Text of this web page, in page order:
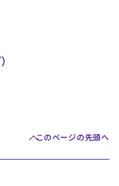
このページの先頭へ